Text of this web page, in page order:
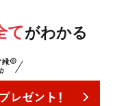
てがわかる